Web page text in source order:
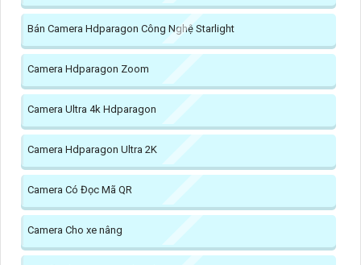
Bán Camera Hdparagon Công Nghệ Starlight
Camera Hdparagon Zoom
Camera Ultra 4k Hdparagon
Camera Hdparagon Ultra 2K
Camera Có Đọc Mã QR
Camera Cho xe nâng